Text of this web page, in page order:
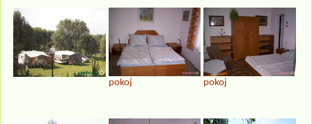
pokoj pokoj